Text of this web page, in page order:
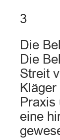
3
Die
Die
Streit
Praxis
eine